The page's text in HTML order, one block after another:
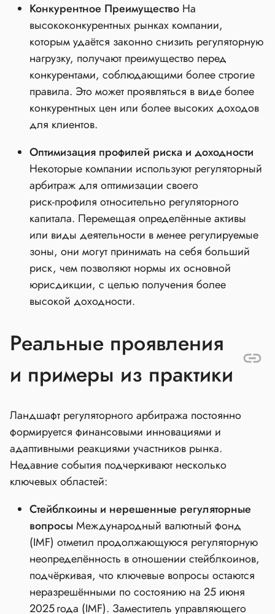
Конкурентное Преимущество На
высококонкурентных рынках компании,
которым удаётся законно снизить регуляторную
нагрузку, получают преимущество перед
конкурентами, соблюдающими более строгие
правила. Это может проявляться в виде более
конкурентных цен или более высоких доходов
для клиентов.
Оптимизация профилей риска и доходности
Некоторые компании используют регуляторный
арбитраж для оптимизации своего
риск‑профиля относительно регуляторного
капитала. Перемещая определённые активы
или виды деятельности в менее регулируемые
зоны, они могут принимать на себя больший
риск, чем позволяют нормы их основной
юрисдикции, с целью получения более
высокой доходности.
Реальные проявления
и примеры из практики
Ландшафт регуляторного арбитража постоянно
формируется финансовыми инновациями и
адаптивными реакциями участников рынка.
Недавние события подчеркивают несколько
ключевых областей:
Стейблкоины и нерешенные регуляторные
вопросыМеждународный валютный фонд
(IMF) отметил продолжающуюся регуляторную
неопределённость в отношении стейблкоинов,
подчёркивая, что ключевые вопросы остаются
неразрешёнными по состоянию на 25 июня
2025 года (IMF). Заместитель управляющего